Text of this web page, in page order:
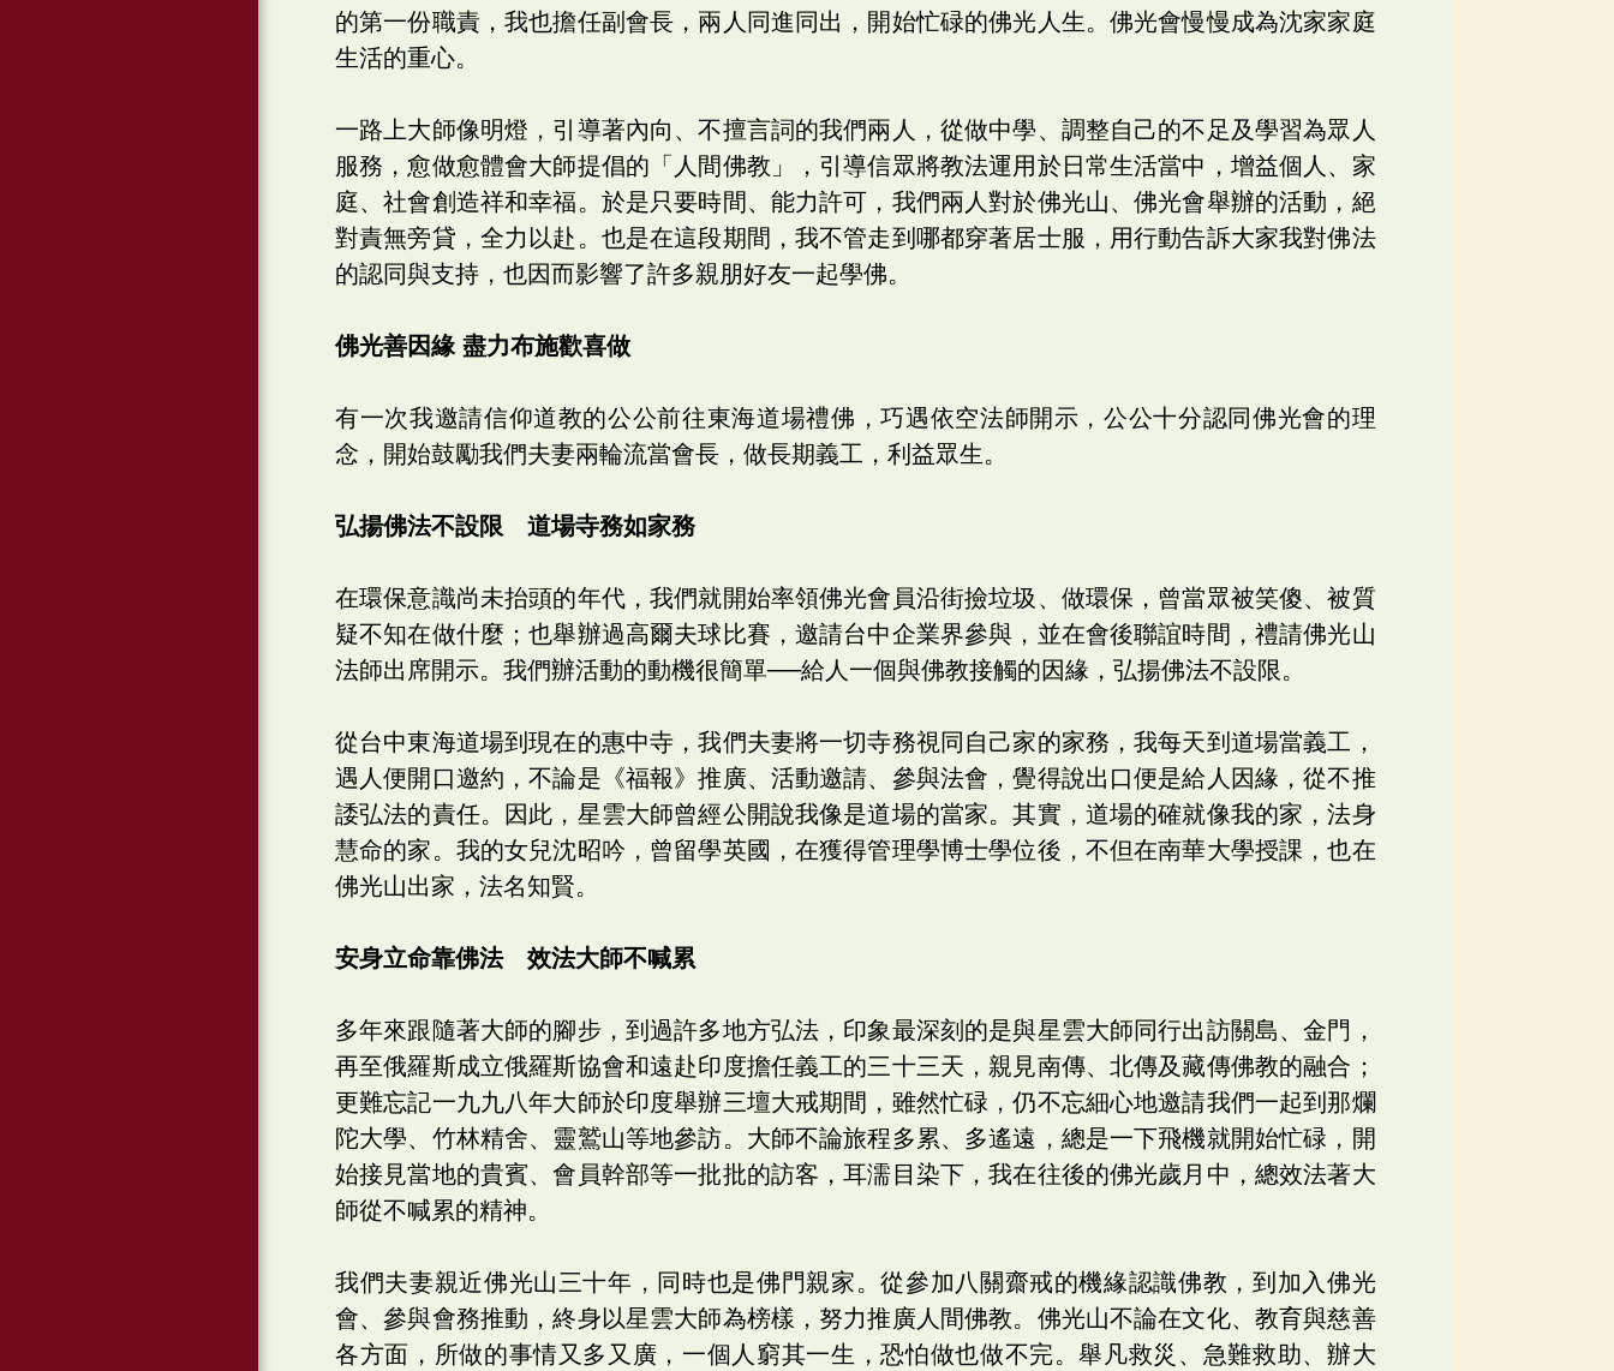
的第一份職責，我也擔任副會長，兩人同進同出，開始忙碌的佛光人生。佛光會慢慢成為沈家家庭
生活的重心。
一路上大師像明燈，引導著內向、不擅言詞的我們兩人，從做中學、調整自己的不足及學習為眾人
服務，愈做愈體會大師提倡的「人間佛教」，引導信眾將教法運用於日常生活當中，增益個人、家
庭、社會創造祥和幸福。於是只要時間、能力許可，我們兩人對於佛光山、佛光會舉辦的活動，絕
對責無旁貸，全力以赴。也是在這段期間，我不管走到哪都穿著居士服，用行動告訴大家我對佛法
的認同與支持，也因而影響了許多親朋好友一起學佛。
佛光善因緣 盡力布施歡喜做
有一次我邀請信仰道教的公公前往東海道場禮佛，巧遇依空法師開示，公公十分認同佛光會的理
念，開始鼓勵我們夫妻兩輪流當會長，做長期義工，利益眾生。
弘揚佛法不設限 道場寺務如家務
在環保意識尚未抬頭的年代，我們就開始率領佛光會員沿街撿垃圾、做環保，曾當眾被笑傻、被質
疑不知在做什麼；也舉辦過高爾夫球比賽，邀請台中企業界參與，並在會後聯誼時間，禮請佛光山
法師出席開示。我們辦活動的動機很簡單──給人一個與佛教接觸的因緣，弘揚佛法不設限。
從台中東海道場到現在的惠中寺，我們夫妻將一切寺務視同自己家的家務，我每天到道場當義工，
遇人便開口邀約，不論是《福報》推廣、活動邀請、參與法會，覺得說出口便是給人因緣，從不推
諉弘法的責任。因此，星雲大師曾經公開說我像是道場的當家。其實，道場的確就像我的家，法身
慧命的家。我的女兒沈昭吟，曾留學英國，在獲得管理學博士學位後，不但在南華大學授課，也在
佛光山出家，法名知賢。
安身立命靠佛法 效法大師不喊累
多年來跟隨著大師的腳步，到過許多地方弘法，印象最深刻的是與星雲大師同行出訪關島、金門，
再至俄羅斯成立俄羅斯協會和遠赴印度擔任義工的三十三天，親見南傳、北傳及藏傳佛教的融合；
更難忘記一九九八年大師於印度舉辦三壇大戒期間，雖然忙碌，仍不忘細心地邀請我們一起到那爛
陀大學、竹林精舍、靈鷲山等地參訪。大師不論旅程多累、多遙遠，總是一下飛機就開始忙碌，開
始接見當地的貴賓、會員幹部等一批批的訪客，耳濡目染下，我在往後的佛光歲月中，總效法著大
師從不喊累的精神。
我們夫妻親近佛光山三十年，同時也是佛門親家。從參加八關齋戒的機緣認識佛教，到加入佛光
會、參與會務推動，終身以星雲大師為榜樣，努力推廣人間佛教。佛光山不論在文化、教育與慈善
各方面，所做的事情又多又廣，一個人窮其一生，恐怕做也做不完。舉凡救災、急難救助、辦大